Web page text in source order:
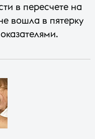
в пересчете на
вошла в пятерку